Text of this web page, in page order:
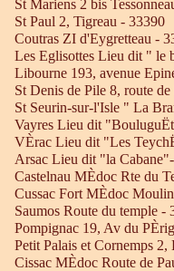
St Mariens 2 bis
St Paul 2, Tigreau - 33390
Coutras ZI d'Eygretteau -
Les Eglisottes Lieu dit " le
Libourne 193, avenue
St Denis de Pile 8, route
St Seurin-sur-l'Isle " La
Vayres Lieu dit
VÈrac Lieu dit "Les
Arsac Lieu dit "la
Castelnau MÈdoc Rte du
Cussac Fort MÈdoc
Saumos Route du temple -
Pompignac 19, Av du
Petit Palais et Cornemps
Cissac MÈdoc Route de